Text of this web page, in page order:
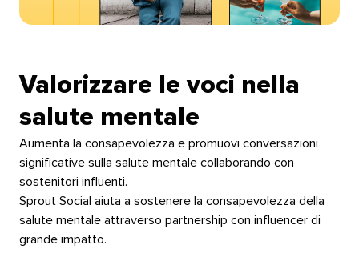
Valorizzare le voci nella
salute mentale​​
Aumenta la consapevolezza e promuovi conversazioni
significative sulla salute mentale collaborando con
sostenitori influenti.​​
Sprout Social aiuta a sostenere la consapevolezza della
salute mentale attraverso partnership con influencer di
grande impatto.​​